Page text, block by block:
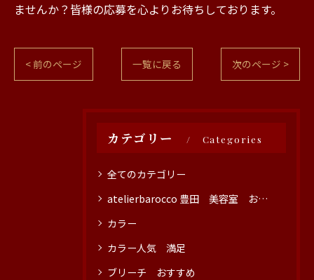
ませんか？皆様の応募を心よりお待ちしております。
< 前のページ 一覧に戻る 次のページ >
カテゴリー Categories
全てのカテゴリー
atelierbarocco 豊田 美容室 おすすめ
カラー
カラー人気 満足
ブリーチ おすすめ